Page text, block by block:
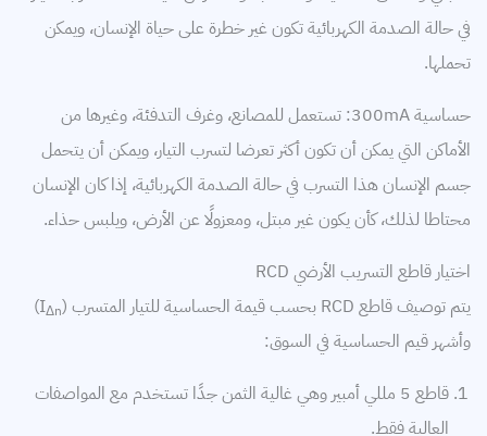
في حالة الصدمة الكهربائية تكون غير خطرة على حياة الإنسان، ويمكن
تحملها.
حساسية 300mA: تستعمل للمصانع، وغرف التدفئة، وغيرها من
الأماكن التي يمكن أن تكون أكثر تعرضا لتسرب التيار، ويمكن أن يتحمل
جسم الإنسان هذا التسرب في حالة الصدمة الكهربائية، إذا كان الإنسان
محتاطا لذلك، كأن يكون غير مبتل، ومعزولًا عن الأرض، ويلبس حذاء.
اختيار قاطع التسريب الأرضي RCD
يتم توصيف قاطع RCD بحسب قيمة الحساسية للتيار المتسرب (I
Δn
)
وأشهر قيم الحساسية في السوق:
قاطع 5 مللي أمبير وهي غالية الثمن جدًا تستخدم مع المواصفات
العالية فقط.